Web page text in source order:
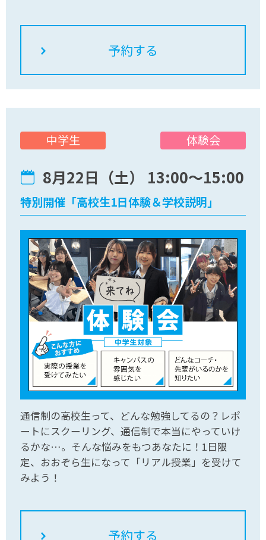
体験会
8月22日（土） 13:00〜15:00
中学生
特別開催「高校生1日体験＆学校説明」
通信制の高校生って、どんな勉強してるの？レポ
ートにスクーリング、通信制で本当にやっていけ
るかな…。そんな悩みをもつあなたに！1日限
定、おおぞら生になって「リアル授業」を受けて
みよう！